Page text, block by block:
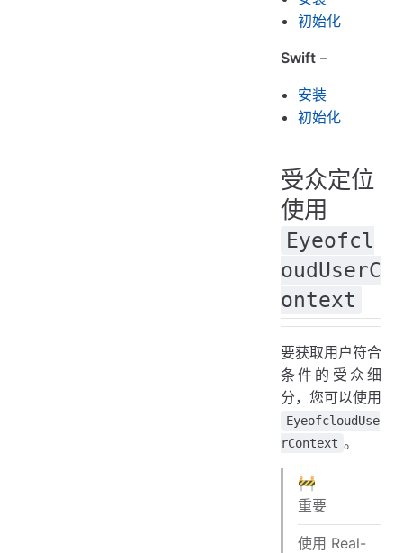
初始化
Swift –
安装
初始化
受众定位
使用
Eyeofcl
oudUserC
ontext
要获取用户符合
条件的受众细
分，您可以使用
EyeofcloudUse
rContext 。
🚧
重要
使用 Real-